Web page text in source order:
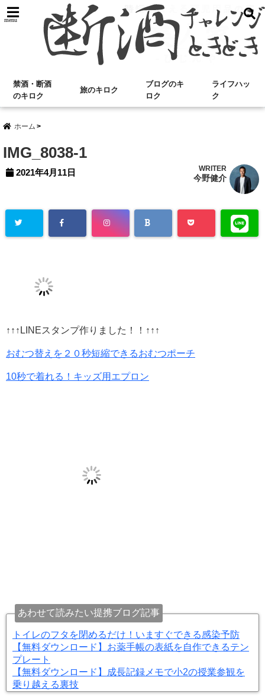
menu
禁酒・断酒
のキロク
旅のキロク
ブログのキ
ロク
ライフハッ
ク
ホーム
IMG_8038-1
2021年4月11日 WRITER
今野健介
↑↑↑LINEスタンプ作りました！！↑↑↑
おむつ替えを２０秒短縮できるおむつポーチ
10秒で着れる！キッズ用エプロン
あわせて読みたい提携ブログ記事
トイレのフタを閉めるだけ！いますぐできる感染予防
【無料ダウンロード】お薬手帳の表紙を自作できるテン
プレート
【無料ダウンロード】成長記録メモで小2の授業参観を
乗り越える裏技